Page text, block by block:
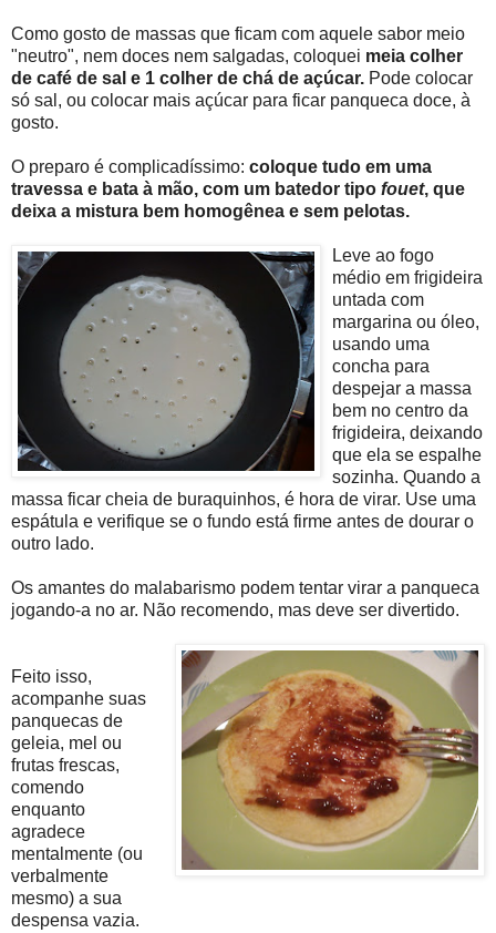
Como gosto de massas que ficam com aquele sabor meio
"neutro", nem doces nem salgadas, coloquei meia colher
de café de sal e 1 colher de chá de açúcar. Pode colocar
só sal, ou colocar mais açúcar para ficar panqueca doce, à
gosto.
O preparo é complicadíssimo: coloque tudo em uma
travessa e bata à mão, com um batedor tipo fouet, que
deixa a mistura bem homogênea e sem pelotas.
Leve ao fogo
médio em frigideira
untada com
margarina ou óleo,
usando uma
concha para
despejar a massa
bem no centro da
frigideira, deixando
que ela se espalhe
sozinha. Quando a
massa ficar cheia de buraquinhos, é hora de virar. Use uma
espátula e verifique se o fundo está firme antes de dourar o
outro lado.
Os amantes do malabarismo podem tentar virar a panqueca
jogando-a no ar. Não recomendo, mas deve ser divertido.
Feito isso,
acompanhe suas
panquecas de
geleia, mel ou
frutas frescas,
comendo
enquanto
agradece
mentalmente (ou
verbalmente
mesmo) a sua
despensa vazia.